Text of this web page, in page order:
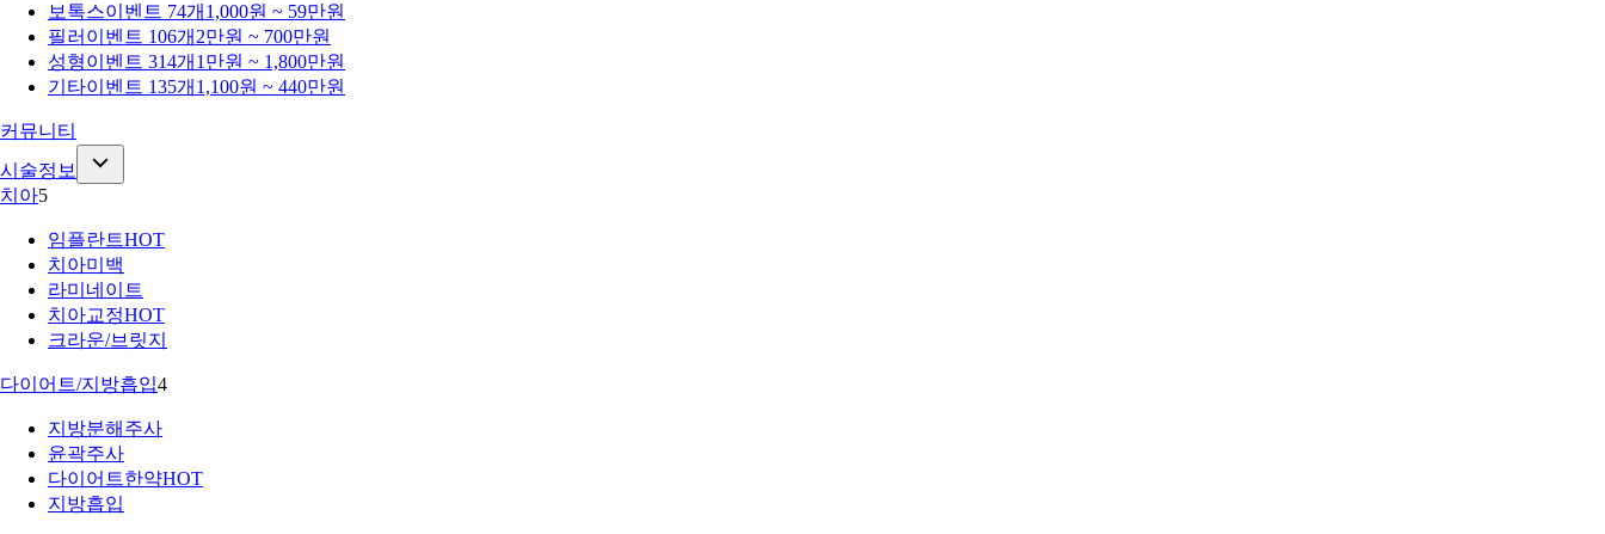
보톡스이벤트 74개 1,000원 ~ 59만원
필러 이벤트 106개 2만원 ~ 700만원
성형이벤트 314개 1만원 ~ 1,800만원
기타이벤트 135개 1,100원 ~ 440만원
커뮤니티
시술정보
치아5
임플란트HOT
치아미백
라미네이트
치아교정HOT
크라운/브릿지
다이어트/지방흡입4
지방분해주사
윤곽주사
다이어트한약HOT
지방흡입